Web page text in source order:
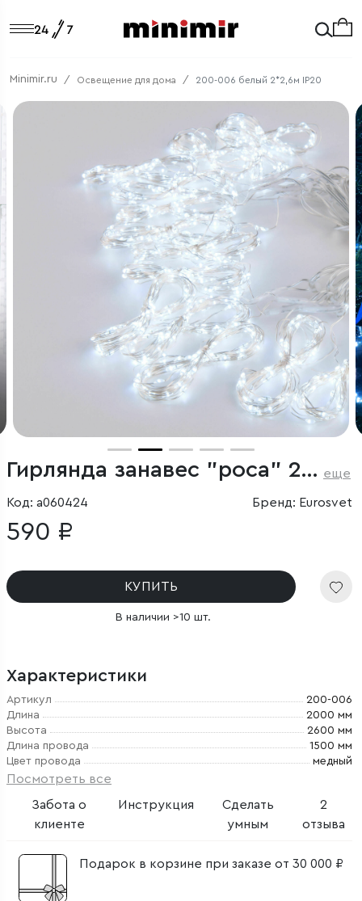
Minimir.ru Освещение для дома 200-006 белый 2*2,6м IP20
Гирлянда занавес "роса" 2*2,6М IP20 еще
Код: a060424 Бренд: Eurosvet
590 ₽
КУПИТЬ
В наличии >10 шт.
Характеристики
Артикул
200-006
Длина
2000 мм
Высота
2600 мм
Длина провода
1500 мм
Цвет провода
медный
Посмотреть все
Забота о
клиенте
Инструкция
Сделать
умным
2
отзыва
Подарок в корзине при заказе от 30 000 ₽